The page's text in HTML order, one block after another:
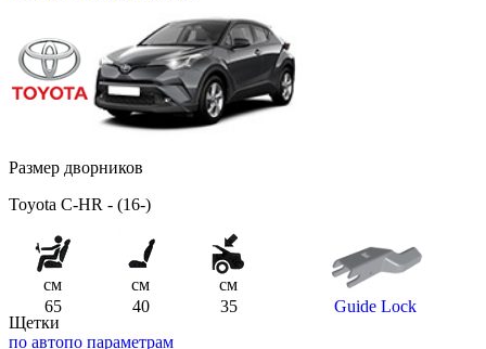
Размер дворников
Toyota C-HR - (16-)
см см
см
65
40 35
Guide Lock
Щетки
по автопо параметрам